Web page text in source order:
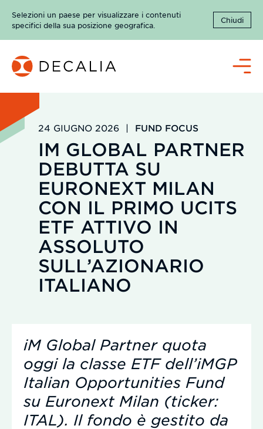
Selezioni un paese per visualizzare i contenuti
specifici della sua posizione geografica.
Chiudi
Menù
24 GIUGNO 2026 | FUND FOCUS
IM GLOBAL PARTNER
DEBUTTA SU
EURONEXT MILAN
CON IL PRIMO UCITS
ETF ATTIVO IN
ASSOLUTO
SULL’AZIONARIO
ITALIANO
iM Global Partner quota
oggi la classe ETF dell’iMGP
Italian Opportunities Fund
su Euronext Milan (ticker:
ITAL). Il fondo è gestito da